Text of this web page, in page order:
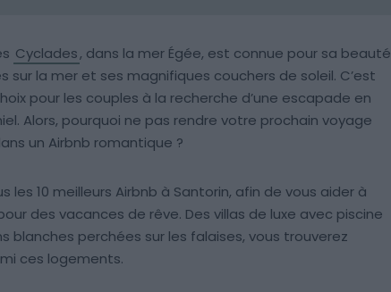
Cyclades, dans la mer Égée, est connue pour sa beauté
sur la mer et ses magnifiques couchers de soleil. C’est
pour les couples à la recherche d’une escapade en
Alors, pourquoi ne pas rendre votre prochain voyage
un Airbnb romantique ?
les 10 meilleurs Airbnb à Santorin, afin de vous aider à
des vacances de rêve. Des villas de luxe avec piscine
blanches perchées sur les falaises, vous trouverez
ces logements.